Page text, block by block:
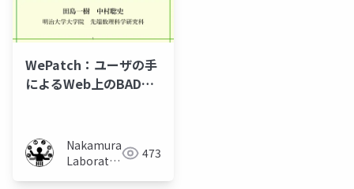
WePatch：ユーザの手
によるWeb上のBADUI
Nakamura
Laboratory
473